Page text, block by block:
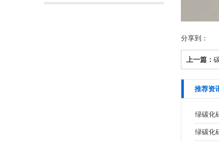
分享到：
上一篇：
推荐资
绿碳化
绿碳化